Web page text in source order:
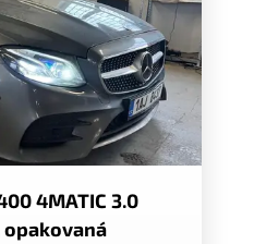
4MATIC 3.0
opakovaná